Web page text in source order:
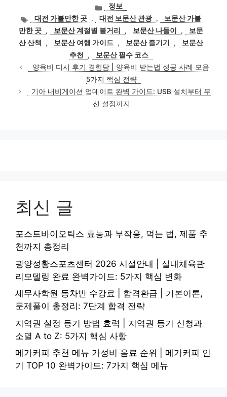
카
테
고
리
정보
태
그
대전 가볼만한 곳 , 대전 보문산 관광 ,
보문산 가볼
만한 곳 , 보문산 계절별 볼거리 , 보문산 나들이 ,
보문
산 산책
, 보문산 여행 가이드 , 보문산 즐기기 ,
보문산
추천
,
보문산 필수 코스
양육비 디시 후기 경험담 | 양육비 받는법 성공 사례 모음
5가지 핵심 전략
기아 내비게이션 업데이트 완벽 가이드: USB 설치부터 무
선 설정까지
최신 글
포스트바이오틱스 효능과 부작용, 먹는 법, 제품 추
천까지 총정리
광양성황스포츠센터 2026 시설안내 | 실내체육관
리모델링 완료 완벽가이드: 5가지 핵심 변화
세무사학원 동차반 수강료 | 합격환급 | 기본이론,
문제풀이 총정리: 7단계 합격 전략
지역권 설정 등기 방법 효력 | 지역권 등기 신청과
소멸 A to Z: 5가지 핵심 사항
메가커피 추천 메뉴 가성비 음료 순위 | 메가커피 인
기 TOP 10 완벽가이드: 7가지 핵심 메뉴